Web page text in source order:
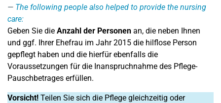
The following people also helped to provide the nursing
care:
Geben Sie die Anzahl der Personen an, die neben Ihnen
und ggf. Ihrer Ehefrau im Jahr 2015 die hilflose Person
gepflegt haben und die hierfür ebenfalls die
Voraussetzungen für die Inanspruchnahme des Pflege-
Pauschbetrages erfüllen.
Vorsicht! Teilen Sie sich die Pflege gleichzeitig oder